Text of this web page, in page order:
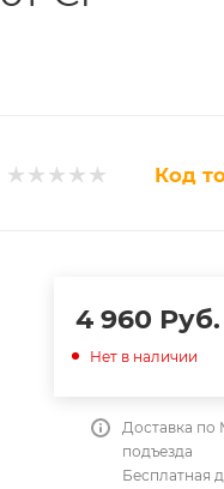
Код
4 960 Руб.
Нет в наличии
Доставка по
подъезда
Бесплатная